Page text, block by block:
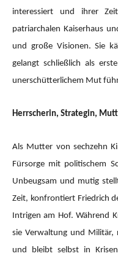
interessiert und ihrer
patriarchalen Kaiserhaus
und große Visionen. Sie
gelangt schließlich als
unerschütterlichem Mut
Herrscherin, Strategin,
Als Mutter von sechzehn
Fürsorge mit politischem
Unbeugsam und mutig
Zeit, konfrontiert Friedrich
Intrigen am Hof. Während
sie Verwaltung und Militär,
und bleibt selbst in